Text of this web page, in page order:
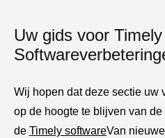
Uw gids voor Timely
Wij hopen dat deze sectie uw
op de hoogte te blijven van
de Timely softwareVan